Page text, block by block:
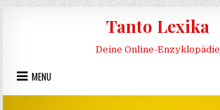
Skip to content
Tanto Lexika
Deine Online-Enzyklopädie
MENU